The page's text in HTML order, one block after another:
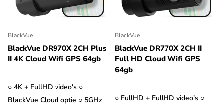
BlackVue
BlackVue DR970X 2CH Plus
II 4K Cloud Wifi GPS 64gb
○ 4K + FullHD video's ○
BlackVue Cloud optie ○ 5GHz
BlackVue
BlackVue DR770X 2CH II
Full HD Cloud Wifi GPS
64gb
○ FullHD + FullHD video's ○